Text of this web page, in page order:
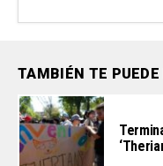
TAMBIÉN TE PUEDE